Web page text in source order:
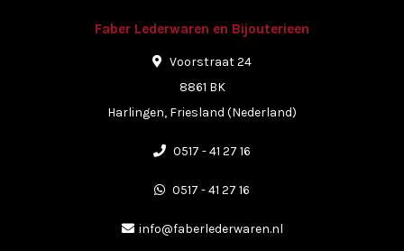
Faber Lederwaren en Bijouterieen
Voorstraat 24
8861 BK
Harlingen, Friesland (Nederland)
0517 - 41 27 16
0517 - 41 27 16
info@faberlederwaren.nl